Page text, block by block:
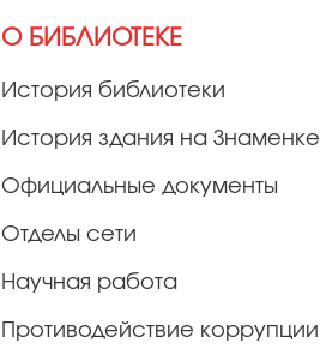
О БИБЛИОТЕКЕ
История библиотеки
История здания на Знаменке
Официальные документы
Отделы сети
Научная работа
Противодействие коррупции